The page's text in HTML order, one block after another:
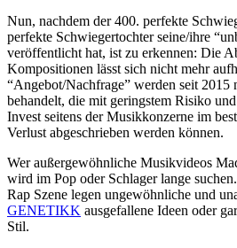
Nun, nachdem der 400. perfekte
perfekte Schwiegertochter seine/ihre
veröffentlicht hat, ist zu erkennen: Die
Kompositionen lässt sich nicht mehr
“Angebot/Nachfrage” werden seit 2015
behandelt, die mit geringstem Risiko
Invest seitens der Musikkonzerne im
Verlust abgeschrieben werden können.
Wer außergewöhnliche Musikvideos
wird im Pop oder Schlager lange
Rap Szene legen ungewöhnliche und
GENETIKK ausgefallene Ideen oder
Stil.